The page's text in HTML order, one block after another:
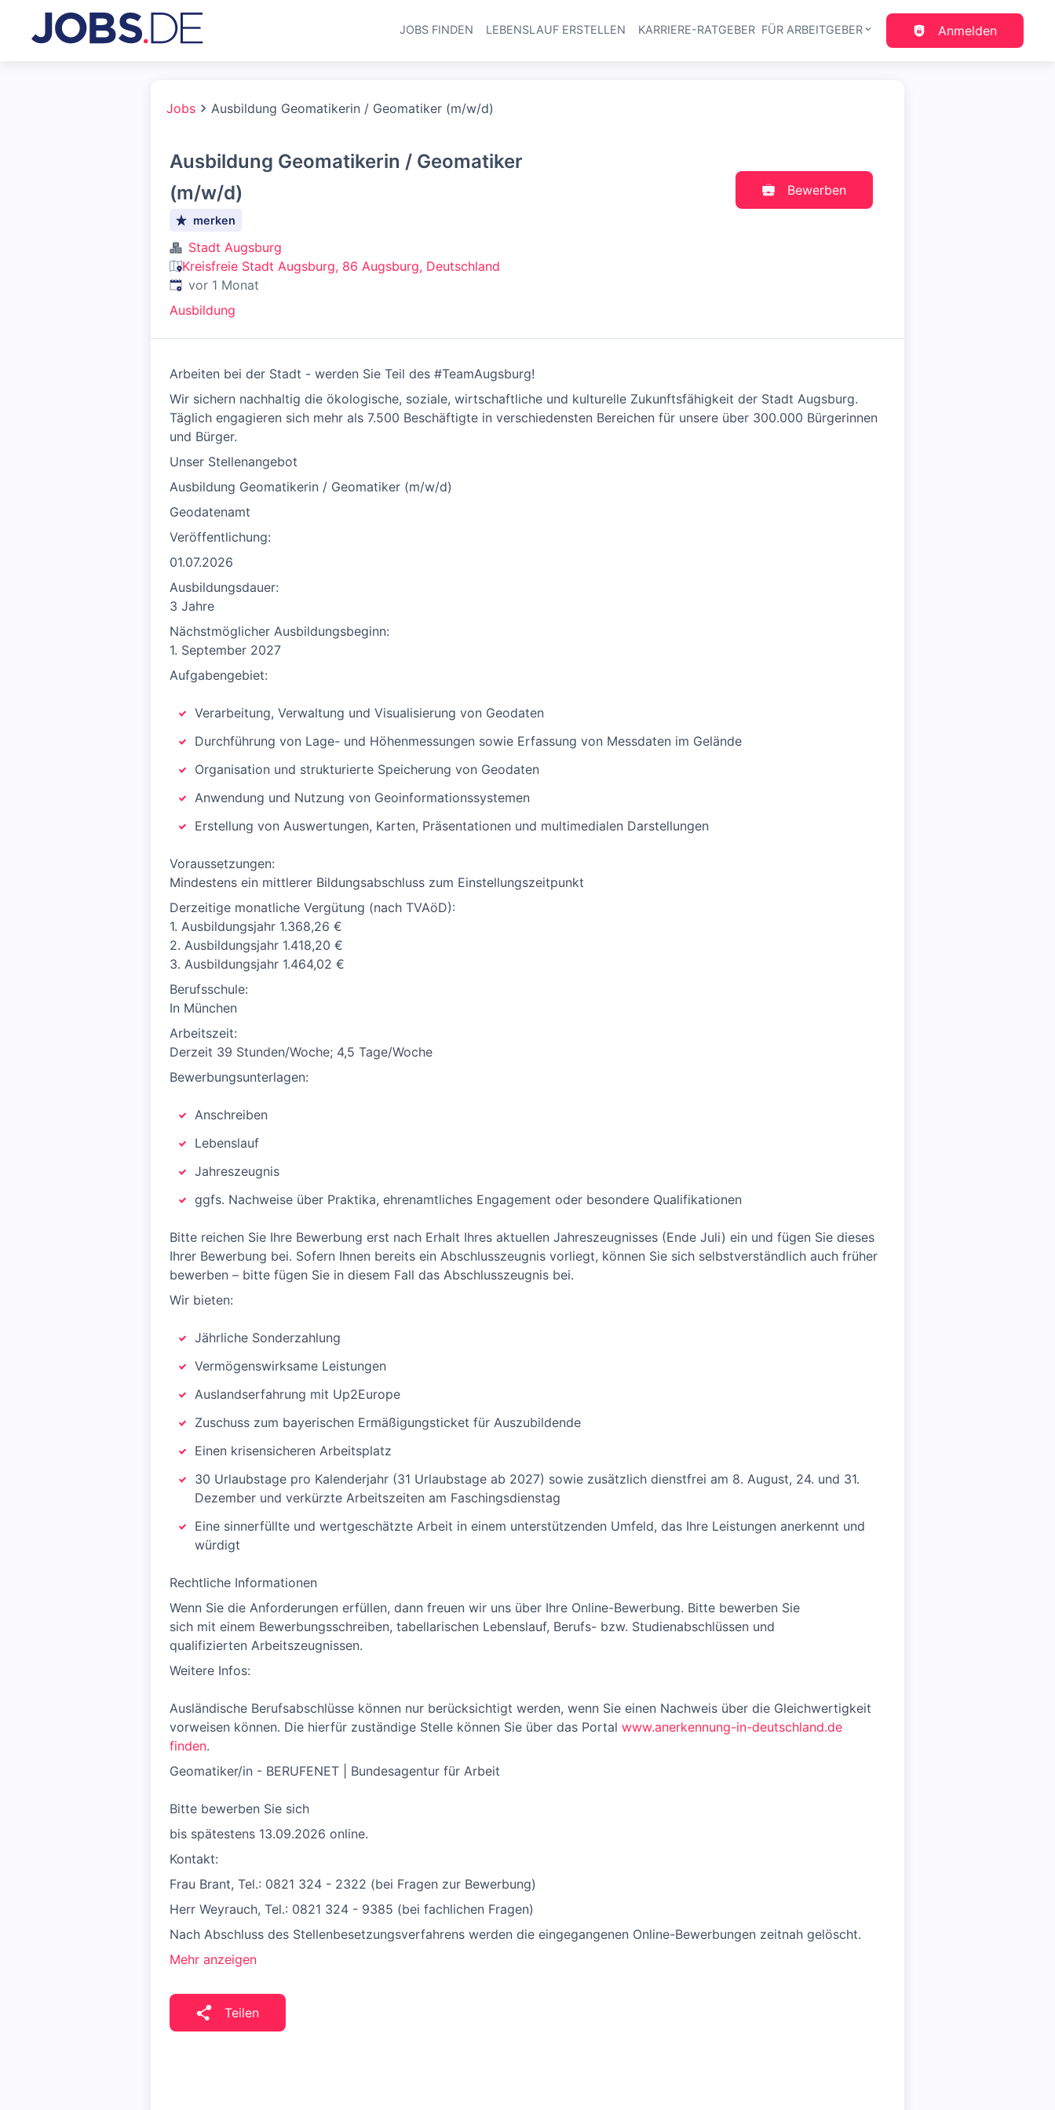
Haupt-Navigation
JOBS FINDEN LEBENSLAUF ERSTELLEN KARRIERE-RATGEBER FÜR ARBEITGEBER Anmelden
Jobs Ausbildung Geomatikerin / Geomatiker (m/w/d)
Ausbildung Geomatikerin / Geomatiker
(m/w/d)
merken
Stadt Augsburg
Kreisfreie Stadt Augsburg, 86 Augsburg, Deutschland
Veröffentlicht:
vor 1 Monat
Ausbildung
Bewerben
Arbeiten bei der Stadt - werden Sie Teil des #TeamAugsburg!
Wir sichern nachhaltig die ökologische, soziale, wirtschaftliche und kulturelle Zukunftsfähigkeit der Stadt Augsburg.
Täglich engagieren sich mehr als 7.500 Beschäftigte in verschiedensten Bereichen für unsere über 300.000 Bürgerinnen
und Bürger.
Unser Stellenangebot
Ausbildung Geomatikerin / Geomatiker (m/w/d)
Geodatenamt
Veröffentlichung:
01.07.2026
Ausbildungsdauer:
3 Jahre
Nächstmöglicher Ausbildungsbeginn:
1. September 2027
Aufgabengebiet:
Verarbeitung, Verwaltung und Visualisierung von Geodaten
Durchführung von Lage- und Höhenmessungen sowie Erfassung von Messdaten im Gelände
Organisation und strukturierte Speicherung von Geodaten
Anwendung und Nutzung von Geoinformationssystemen
Erstellung von Auswertungen, Karten, Präsentationen und multimedialen Darstellungen
Voraussetzungen:
Mindestens ein mittlerer Bildungsabschluss zum Einstellungszeitpunkt
Derzeitige monatliche Vergütung (nach TVAöD):
1. Ausbildungsjahr 1.368,26 €
2. Ausbildungsjahr 1.418,20 €
3. Ausbildungsjahr 1.464,02 €
Berufsschule:
In München
Arbeitszeit:
Derzeit 39 Stunden/Woche; 4,5 Tage/Woche
Bewerbungsunterlagen:
Anschreiben
Lebenslauf
Jahreszeugnis
ggfs. Nachweise über Praktika, ehrenamtliches Engagement oder besondere Qualifikationen
Bitte reichen Sie Ihre Bewerbung erst nach Erhalt Ihres aktuellen Jahreszeugnisses (Ende Juli) ein und fügen Sie dieses
Ihrer Bewerbung bei. Sofern Ihnen bereits ein Abschlusszeugnis vorliegt, können Sie sich selbstverständlich auch früher
bewerben – bitte fügen Sie in diesem Fall das Abschlusszeugnis bei.
Wir bieten:
Jährliche Sonderzahlung
Vermögenswirksame Leistungen
Auslandserfahrung mit Up2Europe
Zuschuss zum bayerischen Ermäßigungsticket für Auszubildende
Einen krisensicheren Arbeitsplatz
30 Urlaubstage pro Kalenderjahr (31 Urlaubstage ab 2027) sowie zusätzlich dienstfrei am 8. August, 24. und 31.
Dezember und verkürzte Arbeitszeiten am Faschingsdienstag
Eine sinnerfüllte und wertgeschätzte Arbeit in einem unterstützenden Umfeld, das Ihre Leistungen anerkennt und
würdigt
Rechtliche Informationen
Wenn Sie die Anforderungen erfüllen, dann freuen wir uns über Ihre Online-Bewerbung. Bitte bewerben Sie
sich mit einem Bewerbungsschreiben, tabellarischen Lebenslauf, Berufs- bzw. Studienabschlüssen und
qualifizierten Arbeitszeugnissen.
Weitere Infos:
Ausländische Berufsabschlüsse können nur berücksichtigt werden, wenn Sie einen Nachweis über die Gleichwertigkeit
vorweisen können. Die hierfür zuständige Stelle können Sie über das Portal www.anerkennung-in-deutschland.de
finden.
Geomatiker/in - BERUFENET | Bundesagentur für Arbeit
Bitte bewerben Sie sich
bis spätestens 13.09.2026 online.
Kontakt:
Frau Brant, Tel.: 0821 324 - 2322 (bei Fragen zur Bewerbung)
Herr Weyrauch, Tel.: 0821 324 - 9385 (bei fachlichen Fragen)
Nach Abschluss des Stellenbesetzungsverfahrens werden die eingegangenen Online-Bewerbungen zeitnah gelöscht.
Mehr anzeigen
Teilen